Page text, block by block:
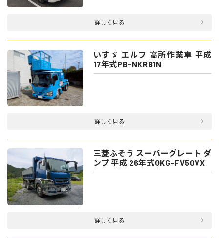
詳しく見る
いすゞ エルフ 高所作業車 平成
17年式PB-NKR81N
詳しく見る
三菱ふそう スーパーグレート ダ
ンプ 平成 26年式QKG-FV50VX
詳しく見る